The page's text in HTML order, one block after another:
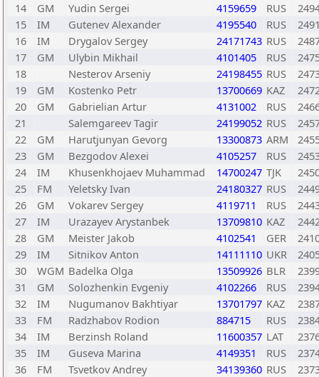
14
GM Yudin Sergei 4159659 RUS
15
IM Gutenev Alexander 4195540 RUS
16
IM Drygalov Sergey 24171743 RUS
17
GM Ulybin Mikhail 4101405 RUS
18
Nesterov Arseniy 24198455 RUS
19
GM Kostenko Petr 13700669 KAZ
20
GM Gabrielian Artur 4131002 RUS
21
Salemgareev Tagir 24199052 RUS
22
GM Harutjunyan Gevorg 13300873 ARM
23
GM Bezgodov Alexei 4105257 RUS
24
IM Khusenkhojaev Muhammad 14700247 TJK
25
FM Yeletsky Ivan 24180327 RUS
26
GM Vokarev Sergey 4119711 RUS
27
IM Urazayev Arystanbek 13709810 KAZ
28
GM Meister Jakob 4102541 GER
29
IM Sitnikov Anton 14111110 UKR
30
WGM Badelka Olga 13509926 BLR
31
GM Solozhenkin Evgeniy 4102266 RUS
32
IM Nugumanov Bakhtiyar 13701797 KAZ
33
FM Radzhabov Rodion 884715 RUS
34
IM Berzinsh Roland 11600357 LAT
35
IM Guseva Marina 4149351 RUS
36
FM Tsvetkov Andrey 34139360 RUS